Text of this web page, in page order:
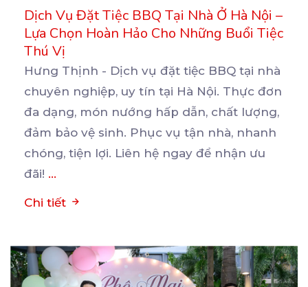
Dịch Vụ Đặt Tiệc BBQ Tại Nhà Ở Hà Nội –
Lựa Chọn Hoàn Hảo Cho Những Buổi Tiệc
Thú Vị
Hưng Thịnh - Dịch vụ đặt tiệc BBQ tại nhà
chuyên nghiệp, uy tín tại Hà Nội. Thực đơn
đa dạng, món nướng hấp dẫn, chất lượng,
đảm bảo vệ sinh. Phục vụ tận nhà, nhanh
chóng, tiện lợi. Liên hệ ngay để nhận ưu
đãi! ...
Chi tiết